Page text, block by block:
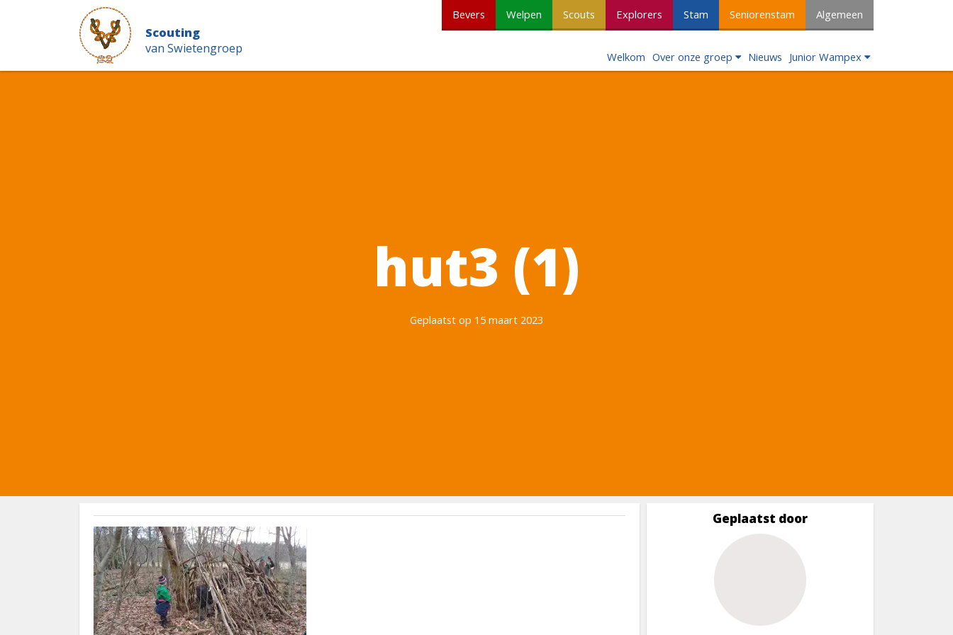
Scouting
van Swietengroep
Bevers Welpen Scouts Explorers Stam Seniorenstam Algemeen
Welkom Over onze groep Nieuws Junior Wampex
hut3 (1)
Geplaatst op 15 maart 2023
Geplaatst door